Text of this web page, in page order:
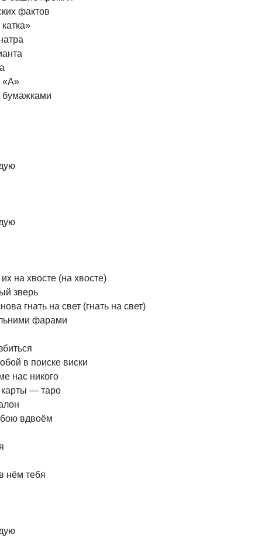
фактов
катка»
«A»
бумажками
их на хвосте (на хвосте)
зверь
гнать на свет (гнать на свет)
фарами
в поиске виски
нас никого
карты — таро
вдвоём
в нём тебя